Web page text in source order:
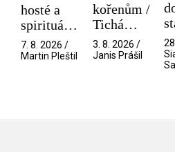
hosté a
spirituální
narušitelé
z vesmíru
7. 8. 2026 /
Martin Pleštil
kořenům /
Tichá
přítelkyně
3. 8. 2026 /
Janis Prášil